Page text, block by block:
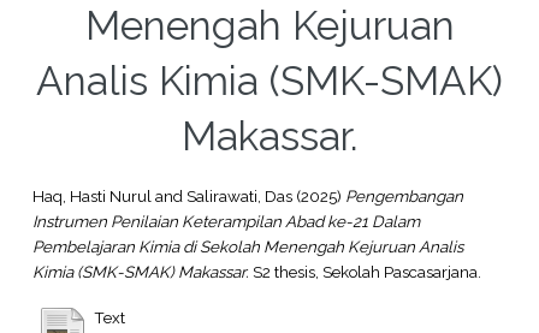
Menengah Kejuruan
Analis Kimia (SMK-SMAK)
Makassar.
Haq, Hasti NurulandSalirawati, Das(2025) Pengembangan
Instrumen Penilaian Keterampilan Abad ke-21 Dalam
Pembelajaran Kimia di Sekolah Menengah Kejuruan Analis
Kimia (SMK-SMAK) Makassar. S2 thesis, Sekolah Pascasarjana.
Text